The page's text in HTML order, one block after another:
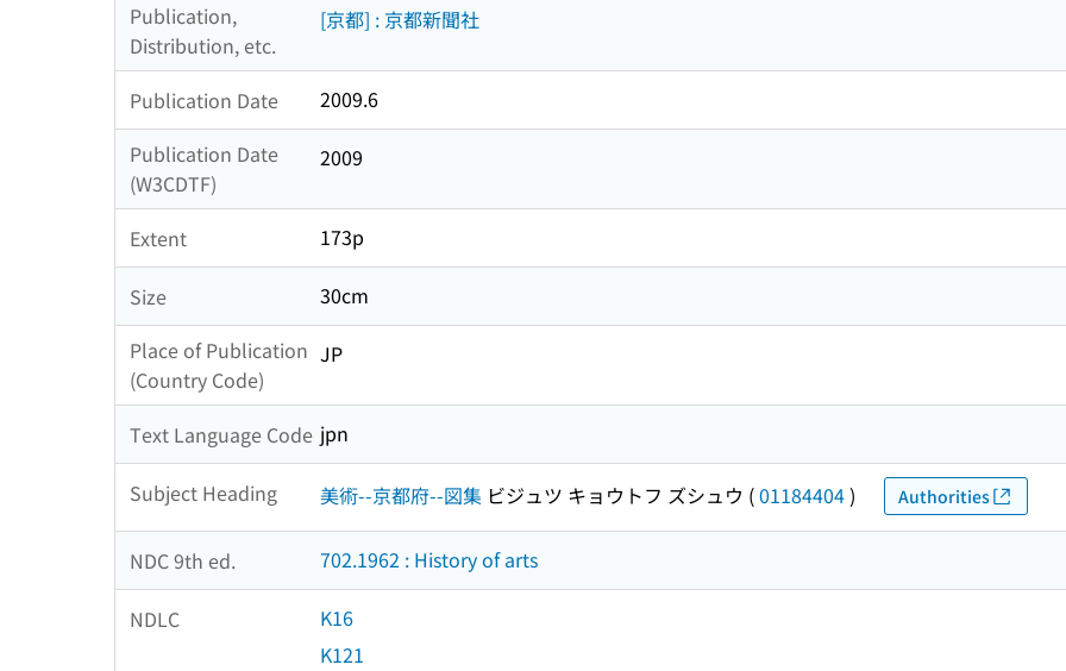
Publication,
Distribution, etc.
[京都] : 京都新聞社
Publication Date
2009.6
Publication Date
(W3CDTF)
2009
Extent 173p
Size
30cm
Place of Publication
(Country Code)
JP
Text Language Code jpn
Subject Heading 美術--京都府--図集 ビジュツ キョウトフ ズシュウ (01184404) Authorities
NDC 9th ed. 702.1962 : History of arts
NDLC
K16
K121